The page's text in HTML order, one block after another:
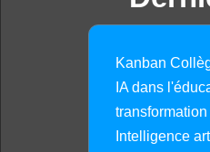
Kanban
IA dans
Intelligence